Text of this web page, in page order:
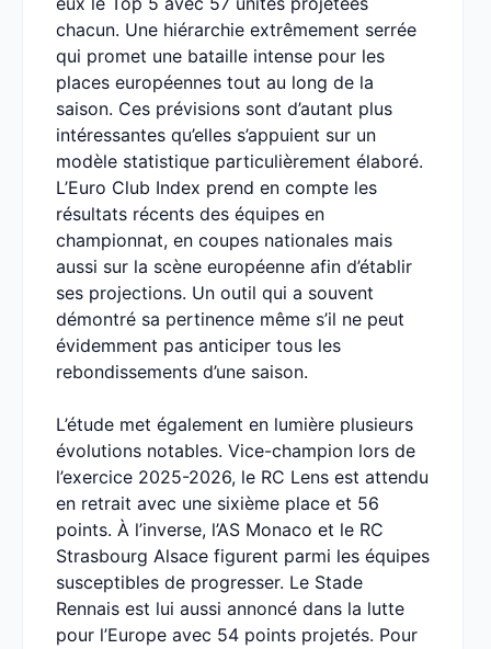
chacun. Une hiérarchie extrêmement serrée
qui promet une bataille intense pour les
places européennes tout au long de la
saison. Ces prévisions sont d’autant plus
intéressantes qu’elles s’appuient sur un
modèle statistique particulièrement élaboré.
L’Euro Club Index prend en compte les
résultats récents des équipes en
championnat, en coupes nationales mais
aussi sur la scène européenne afin d’établir
ses projections. Un outil qui a souvent
démontré sa pertinence même s’il ne peut
évidemment pas anticiper tous les
rebondissements d’une saison.
L’étude met également en lumière plusieurs
évolutions notables. Vice-champion lors de
l’exercice 2025-2026, le RC Lens est attendu
en retrait avec une sixième place et 56
points. À l’inverse, l’AS Monaco et le RC
Strasbourg Alsace figurent parmi les équipes
susceptibles de progresser. Le Stade
Rennais est lui aussi annoncé dans la lutte
pour l’Europe avec 54 points projetés. Pour